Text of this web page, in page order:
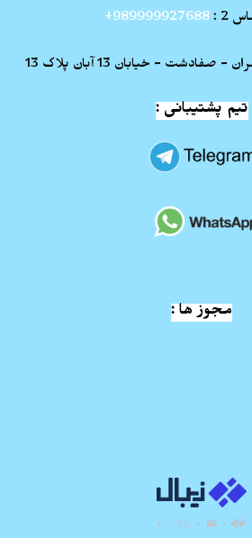
2 :
989999927688+
- خیابان 13 آبان پلاک 13
تیم پشتیبانی :
مجوز ها :